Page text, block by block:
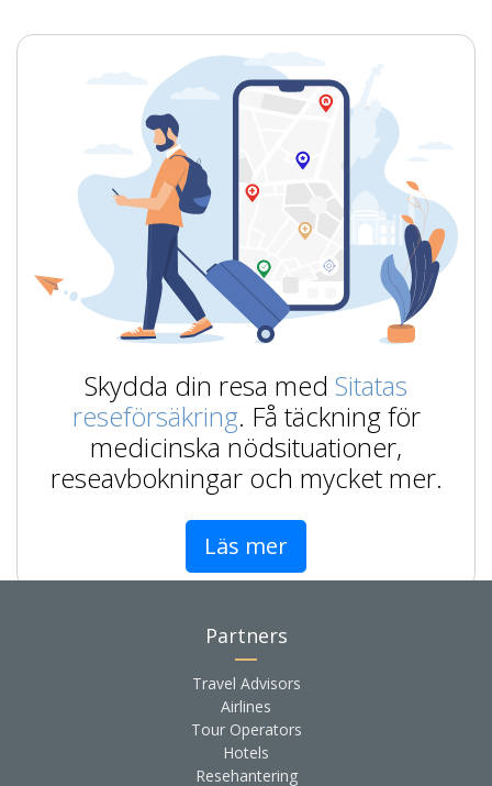
Skydda din resa med Sitatas
reseförsäkring. Få täckning för
medicinska nödsituationer,
reseavbokningar och mycket mer.
Läs mer
Partners
Travel Advisors
Airlines
Tour Operators
Hotels
Resehantering